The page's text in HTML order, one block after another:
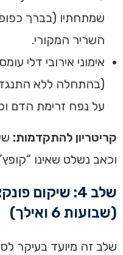
שמתחתיו (בברך
השריר המקורי.
אימוני אירובי דלי
(בהתחלה ללא
על נפח זרימת הדם
קריטריון להתקדמות:
וכאב נשלט שאינו
שלב 4: שיקום
(שבועות 6 ואילך)
שלב זה מיועד בעיקר